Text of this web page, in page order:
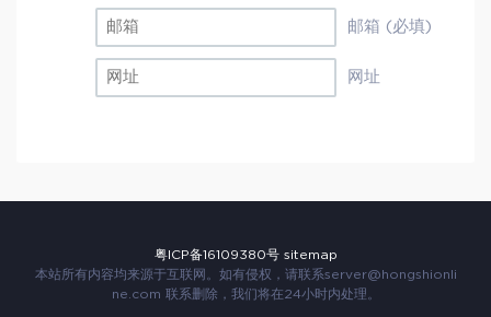
邮箱 (必填)
网址
粤ICP备16109380号 sitemap
本站所有内容均来源于互联网。如有侵权，请联系server@hongshionli
ne.com 联系删除，我们将在24小时内处理。